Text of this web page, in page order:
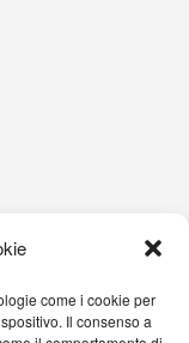
come i cookie per
Il consenso a
– Via Giovanni